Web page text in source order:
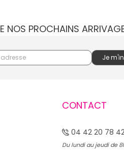
NOS PROCHAINS
CONTACT
04 42 20 78
Du lundi au jeudi de